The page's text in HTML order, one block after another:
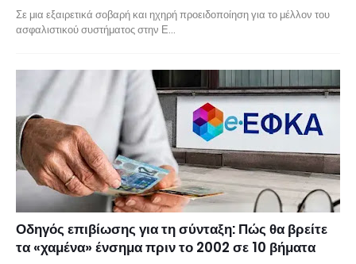
Σε μια εξαιρετικά σοβαρή και ηχηρή προειδοποίηση για το μέλλον του
ασφαλιστικού συστήματος στην Ε…
Οδηγός επιβίωσης για τη σύνταξη: Πώς θα βρείτε
τα «χαμένα» ένσημα πριν το 2002 σε 10 βήματα